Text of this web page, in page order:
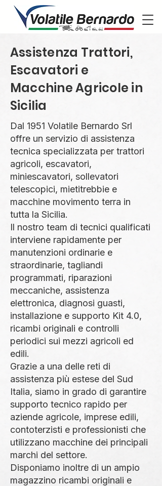
Assistenza Trattori,
Escavatori e
Macchine Agricole in
Sicilia
Dal 1951 Volatile Bernardo Srl
offre un servizio di assistenza
tecnica specializzata per trattori
agricoli, escavatori,
miniescavatori, sollevatori
telescopici, mietitrebbie e
macchine movimento terra in
tutta la Sicilia.
Il nostro team di tecnici qualificati
interviene rapidamente per
manutenzioni ordinarie e
straordinarie, tagliandi
programmati, riparazioni
meccaniche, assistenza
elettronica, diagnosi guasti,
installazione e supporto Kit 4.0,
ricambi originali e controlli
periodici sui mezzi agricoli ed
edili.
Grazie a una delle reti di
assistenza più estese del Sud
Italia, siamo in grado di garantire
supporto tecnico rapido per
aziende agricole, imprese edili,
contoterzisti e professionisti che
utilizzano macchine dei principali
marchi del settore.
Disponiamo inoltre di un ampio
magazzino ricambi originali e